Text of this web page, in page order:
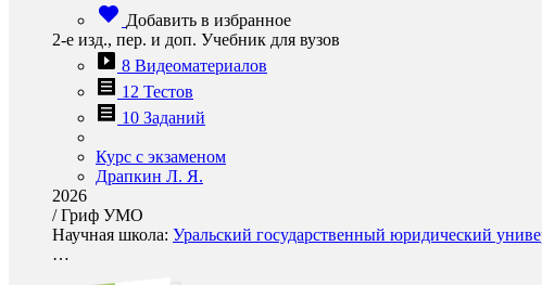
Добавить в избранное
2-е изд., пер. и доп. Учебник для вузов
8 Видеоматериалов
12 Тестов
10 Заданий
Курс с экзаменом
Драпкин Л. Я.
2026
/Гриф УМО
Научная школа: Уральский государственный юридический
…